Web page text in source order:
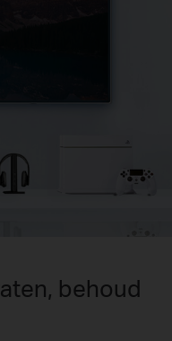
behoud